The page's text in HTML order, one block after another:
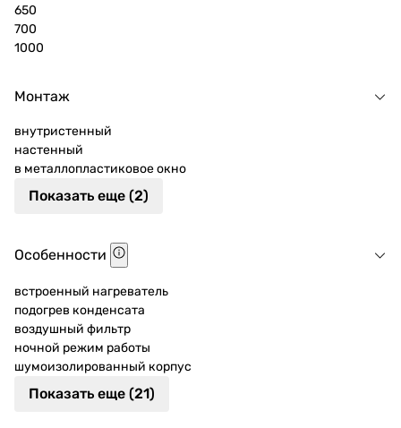
650
700
1000
Монтаж
внутристенный
настенный
в металлопластиковое окно
Показать еще (2)
Особенности
встроенный нагреватель
подогрев конденсата
воздушный фильтр
ночной режим работы
шумоизолированный корпус
Показать еще (21)